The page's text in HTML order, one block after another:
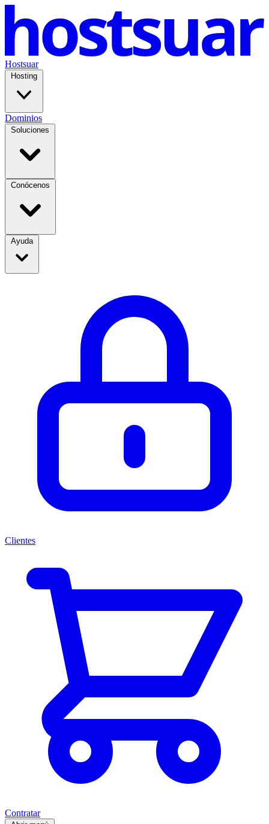
Hostsuar
Hosting
Dominios
Soluciones
Conócenos
Ayuda
Clientes
Contratar